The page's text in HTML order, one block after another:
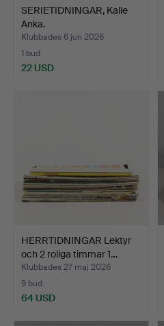
SERIETIDNINGAR, Kalle
Anka.
Klubbades 6 jun 2026
1 bud
22 USD
HERRTIDNINGAR Lektyr
och 2 roliga timmar 1…
Klubbades 27 maj 2026
9 bud
64 USD